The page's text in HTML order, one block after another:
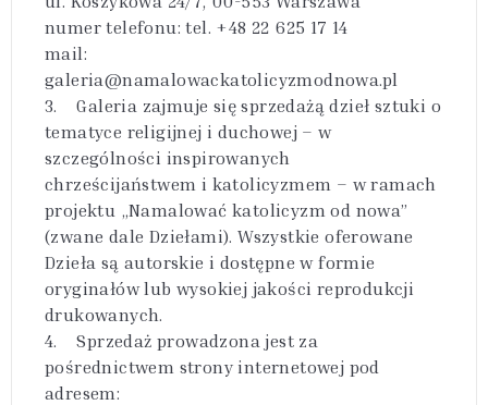
numer telefonu: tel. +48 22 625 17 14
mail:
galeria@namalowackatolicyzmodnowa.pl
3. Galeria zajmuje się sprzedażą dzieł sztuki o
tematyce religijnej i duchowej – w
szczególności inspirowanych
chrześcijaństwem i katolicyzmem – w ramach
projektu „Namalować katolicyzm od nowa”
(zwane dale Dziełami). Wszystkie oferowane
Dzieła są autorskie i dostępne w formie
oryginałów lub wysokiej jakości reprodukcji
drukowanych.
4. Sprzedaż prowadzona jest za
pośrednictwem strony internetowej pod
adresem: